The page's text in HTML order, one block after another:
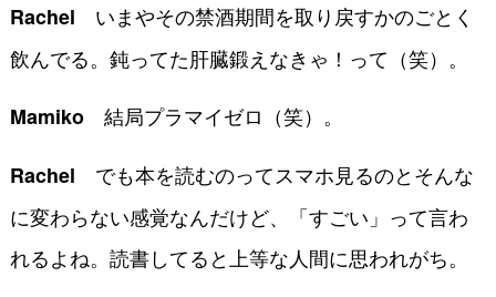
Rachel いまやその禁酒期間を取り戻すかのごとく
飲んでる。鈍ってた肝臓鍛えなきゃ！って（笑）。
Mamiko結局プラマイゼロ（笑）。
Rachel でも本を読むのってスマホ見るのとそんな
に変わらない感覚なんだけど、「すごい」って言わ
れるよね。読書してると上等な人間に思われがち。